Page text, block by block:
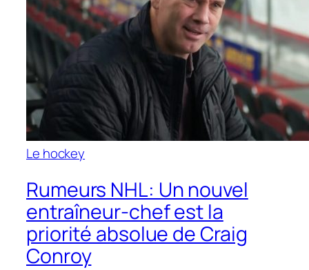
Le hockey
Rumeurs NHL: Un nouvel
entraîneur-chef est la
priorité absolue de Craig
Conroy